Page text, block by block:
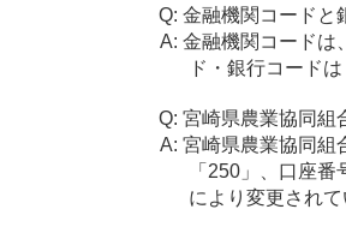
金融機関コードと
金融機関コードは
ド・銀行コード
宮崎県農業協同組
宮崎県農業協同組
「250」、口座
により変更され